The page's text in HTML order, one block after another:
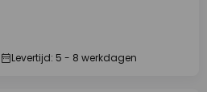
Levertijd: 5 - 8 werkdagen